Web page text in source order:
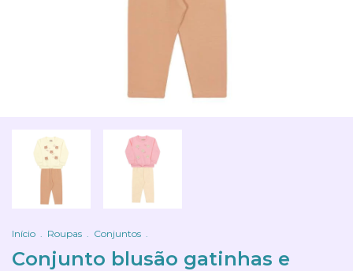
Início . Roupas . Conjuntos .
Conjunto blusão gatinhas e